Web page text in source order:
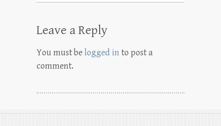
Leave a Reply
You must belogged in to post a
comment.